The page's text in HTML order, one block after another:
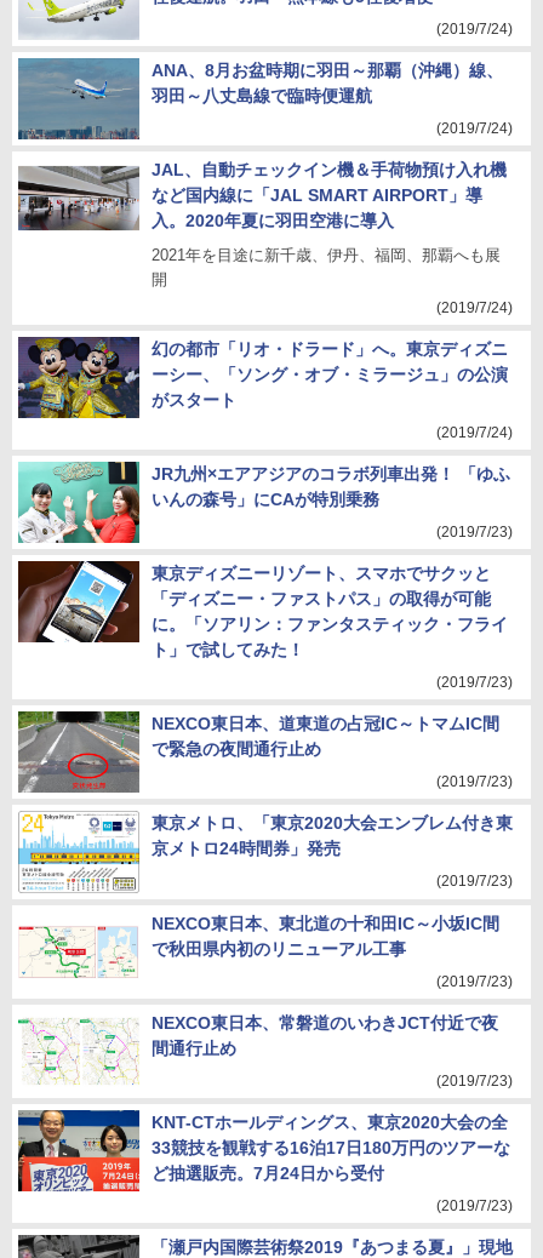
(2019/7/24)
ANA、8月お盆時期に羽田～那覇（沖縄）線、
羽田～八丈島線で臨時便運航
(2019/7/24)
JAL、自動チェックイン機＆手荷物預け入れ機
など国内線に「JAL SMART AIRPORT」導
入。2020年夏に羽田空港に導入
2021年を目途に新千歳、伊丹、福岡、那覇へも展
開
(2019/7/24)
幻の都市「リオ・ドラード」へ。東京ディズニ
ーシー、「ソング・オブ・ミラージュ」の公演
がスタート
(2019/7/24)
JR九州×エアアジアのコラボ列車出発！ 「ゆふ
いんの森号」にCAが特別乗務
(2019/7/23)
東京ディズニーリゾート、スマホでサクッと
「ディズニー・ファストパス」の取得が可能
に。「ソアリン：ファンタスティック・フライ
ト」で試してみた！
(2019/7/23)
NEXCO東日本、道東道の占冠IC～トマムIC間
で緊急の夜間通行止め
(2019/7/23)
東京メトロ、「東京2020大会エンブレム付き東
京メトロ24時間券」発売
(2019/7/23)
NEXCO東日本、東北道の十和田IC～小坂IC間
で秋田県内初のリニューアル工事
(2019/7/23)
NEXCO東日本、常磐道のいわきJCT付近で夜
間通行止め
(2019/7/23)
KNT-CTホールディングス、東京2020大会の全
33競技を観戦する16泊17日180万円のツアーな
ど抽選販売。7月24日から受付
(2019/7/23)
「瀬戸内国際芸術祭2019『あつまる夏』」現地